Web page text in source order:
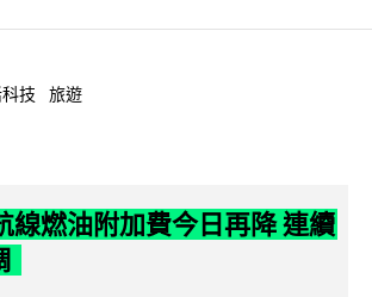
技 旅遊
線燃油附加費今日再降 連續